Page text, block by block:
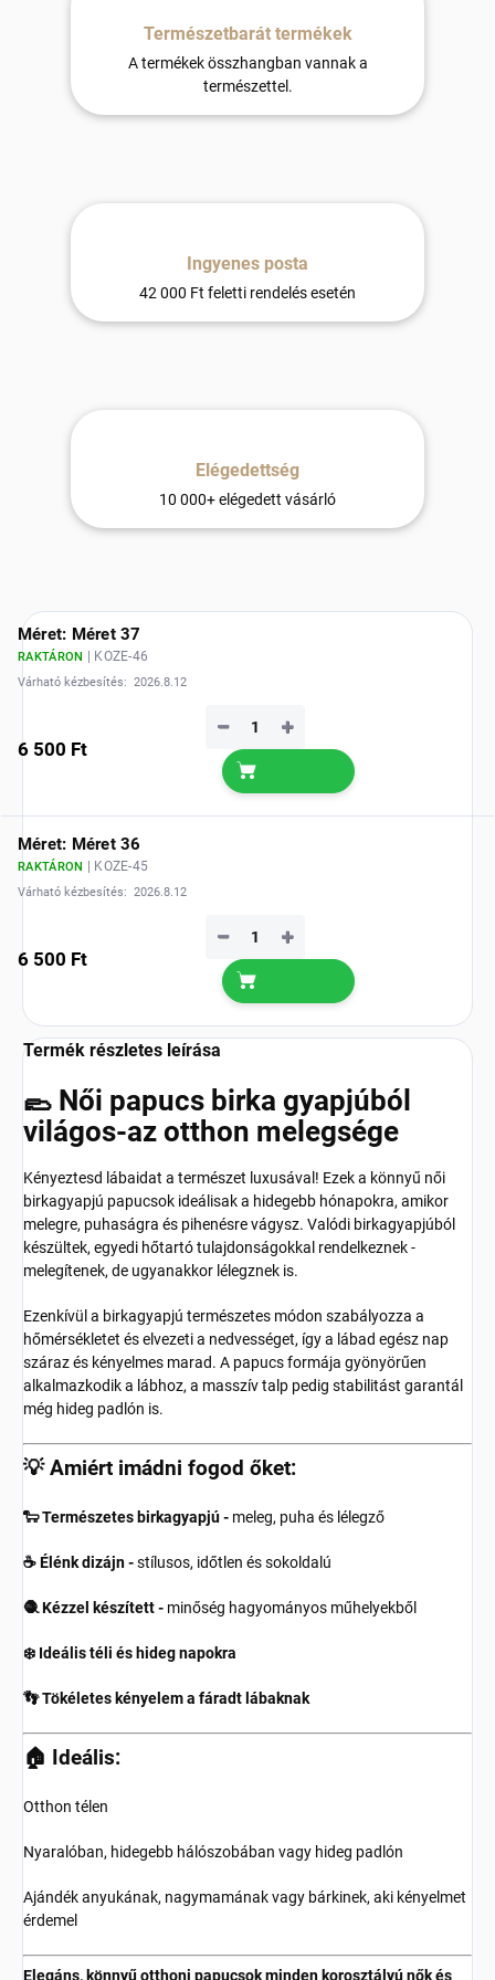
Természetbarát termékek
A termékek összhangban vannak a
természettel.
Ingyenes posta
42 000 Ft feletti rendelés esetén
Elégedettség
10 000+ elégedett vásárló
Méret: Méret 37
RAKTÁRON | KOZE-46
Várható kézbesítés: 2026.8.12
6 500 Ft
+
−
Méret: Méret 36
RAKTÁRON | KOZE-45
Várható kézbesítés: 2026.8.12
6 500 Ft
+
−
Termék részletes leírása
🥿 Női papucs birka gyapjúból
világos-az otthon melegsége
Kényeztesd lábaidat a természet luxusával! Ezek a könnyű női
birkagyapjú papucsok ideálisak a hidegebb hónapokra, amikor
melegre, puhaságra és pihenésre vágysz. Valódi birkagyapjúból
készültek, egyedi hőtartó tulajdonságokkal rendelkeznek -
melegítenek, de ugyanakkor lélegznek is.
Ezenkívül a birkagyapjú természetes módon szabályozza a
hőmérsékletet és elvezeti a nedvességet, így a lábad egész nap
száraz és kényelmes marad. A papucs formája gyönyörűen
alkalmazkodik a lábhoz, a masszív talp pedig stabilitást garantál
még hideg padlón is.
💡 Amiért imádni fogod őket:
🐑 Természetes birkagyapjú - meleg, puha és lélegző
☕ Élénk dizájn -stílusos, időtlen és sokoldalú
🧶 Kézzel készített - minőség hagyományos műhelyekből
❄️ Ideális téli és hideg napokra
👣 Tökéletes kényelem a fáradt lábaknak
🏠 Ideális:
Otthon télen
Nyaralóban, hidegebb hálószobában vagy hideg padlón
Ajándék anyukának, nagymamának vagy bárkinek, aki kényelmet
érdemel
Elegáns, könnyű otthoni papucsok minden korosztályú nők és